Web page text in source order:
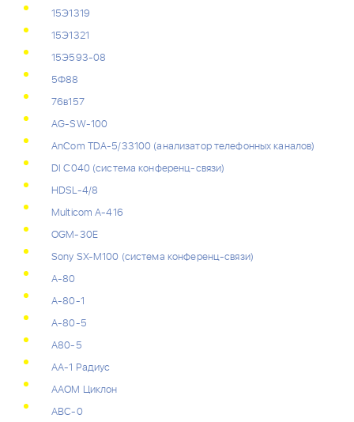
15Э1319
15Э1321
15Э593-08
5Ф88
76в157
AG-SW-100
AnCom TDA-5/33100 (анализатор телефонных каналов)
DI С040 (система конференц-связи)
HDSL-4/8
Multicom А-416
OGM-30E
Sony SX-M100 (система конференц-связи)
А-80
А-80-1
А-80-5
А80-5
АА-1 Радиус
ААОМ Циклон
АВС-0